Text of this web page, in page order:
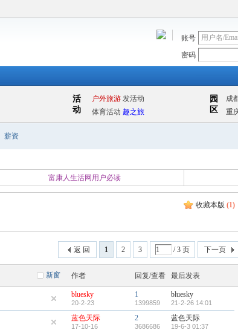
账号
密码
薪资
富康人生活网用户必读
收藏本版 (1)
1 2 3 / 3 页 下一页
返 回
新窗 作者 回复/查看 最后发表
bluesky
20-2-23
1
1399859
bluesky
21-2-26 14:01
蓝色天际
17-10-16
2
3686686
蓝色天际
19-6-3 01:37